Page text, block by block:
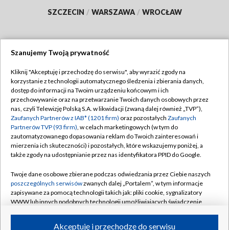
SZCZECIN / WARSZAWA / WROCŁAW
TVP
Abonament TVP
Emisja w TVP
Centrum informacji TVP
Naziemna Telewizja Cyfrowa
Rada Programowa
System NOS
Informacje o nadawcy
Regulamin TVP
Polityka prywatności
Moje zgody
Pomoc
Kontakt
Kanały
Szanujemy Twoją prywatność
Kliknij "Akceptuję i przechodzę do serwisu", aby wyrazić zgody na
korzystanie z technologii automatycznego śledzenia i zbierania danych,
dostęp do informacji na Twoim urządzeniu końcowym i ich
przechowywanie oraz na przetwarzanie Twoich danych osobowych przez
nas, czyli Telewizję Polską S.A. w likwidacji (zwaną dalej również „TVP”),
Zaufanych Partnerów z IAB* (1201 firm) oraz pozostałych Zaufanych
Partnerów TVP (93 firm), w celach marketingowych (w tym do
zautomatyzowanego dopasowania reklam do Twoich zainteresowań i
mierzenia ich skuteczności) i pozostałych, które wskazujemy poniżej, a
także zgody na udostępnianie przez nas identyfikatora PPID do Google.
Twoje dane osobowe zbierane podczas odwiedzania przez Ciebie naszych
poszczególnych serwisówzwanych dalej „Portalem”, w tym informacje
zapisywane za pomocą technologii takich jak: pliki cookie, sygnalizatory
WWW lub innych podobnych technologii umożliwiających świadczenie
Akceptuję i przechodzę do serwisu